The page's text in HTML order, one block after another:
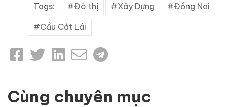
Tags: Đô thị Xây Dựng Đồng Nai
Cầu Cát Lái
Cùng chuyên mục